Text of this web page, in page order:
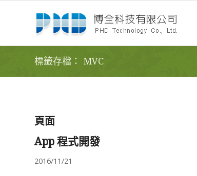
標籤存檔： MVC
頁面
App 程式開發
2016/11/21